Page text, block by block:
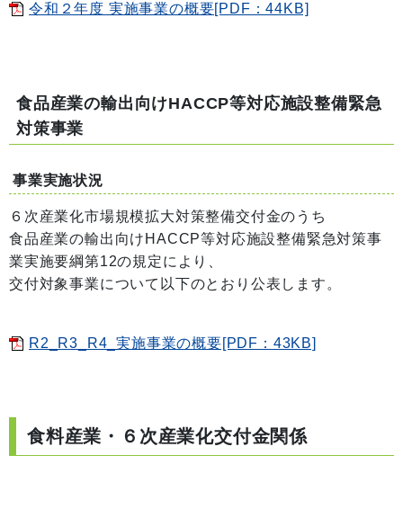
令和２年度 実施事業の概要[PDF：44KB]
食品産業の輸出向けHACCP等対応施設整備緊急
対策事業
事業実施状況
６次産業化市場規模拡大対策整備交付金のうち
食品産業の輸出向けHACCP等対応施設整備緊急対策事
業実施要綱第12の規定により、
交付対象事業について以下のとおり公表します。
R2_R3_R4_実施事業の概要[PDF：43KB]
食料産業・６次産業化交付金関係